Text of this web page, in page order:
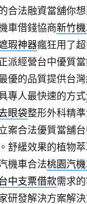
合法融資當舖你
車借錢協商新竹
瑕神器瘋狂用了
派經營台中優質
優的品質提供台
專人最快速的方式
眼袋整形外科精
案合法優質當舖
舒緩效果的植物
機車合法桃園汽
中支票借款需求
研發解決方案解